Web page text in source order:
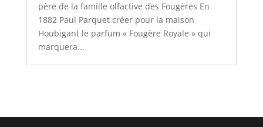
père de la famille olfactive des Fougères En
1882 Paul Parquet créer pour la maison
Houbigant le parfum « Fougère Royale » qui
marquera...